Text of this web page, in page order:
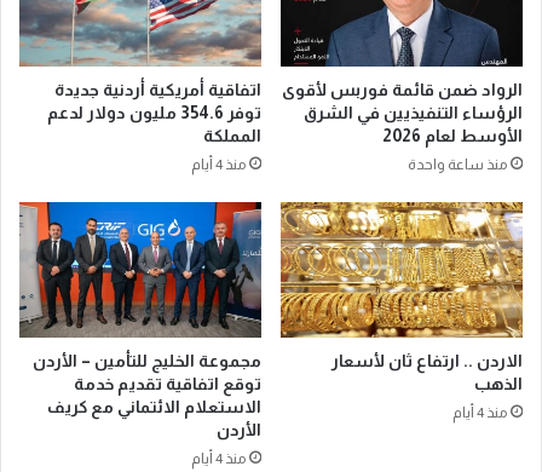
الرواد ضمن قائمة فوربس لأقوى
الرؤساء التنفيذيين في الشرق
الأوسط لعام 2026
منذ ساعة واحدة
اتفاقية أمريكية أردنية جديدة
توفر 354.6 مليون دولار لدعم
المملكة
منذ 4 أيام
الاردن .. ارتفاع ثان لأسعار
الذهب
منذ 4 أيام
مجموعة الخليج للتأمين – الأردن
توقع اتفاقية تقديم خدمة
الاستعلام الائتماني مع كريف
الأردن
منذ 4 أيام